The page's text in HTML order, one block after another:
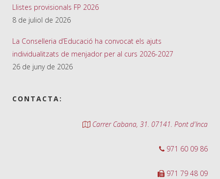
Llistes provisionals FP 2026
8 de juliol de 2026
La Conselleria d’Educació ha convocat els ajuts
individualitzats de menjador per al curs 2026-2027
26 de juny de 2026
CONTACTA:
Carrer Cabana, 31. 07141. Pont d'Inca
971 60 09 86
971 79 48 09